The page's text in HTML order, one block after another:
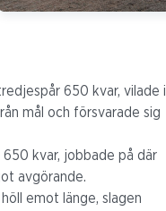
650 kvar, vilade i
mål och försvarade sig
kvar, jobbade på där
avgörande.
emot länge, slagen